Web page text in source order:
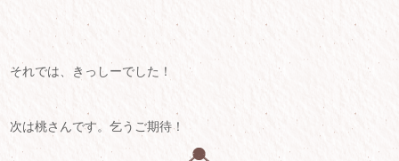
それでは、きっしーでした！
次は桃さんです。乞うご期待！